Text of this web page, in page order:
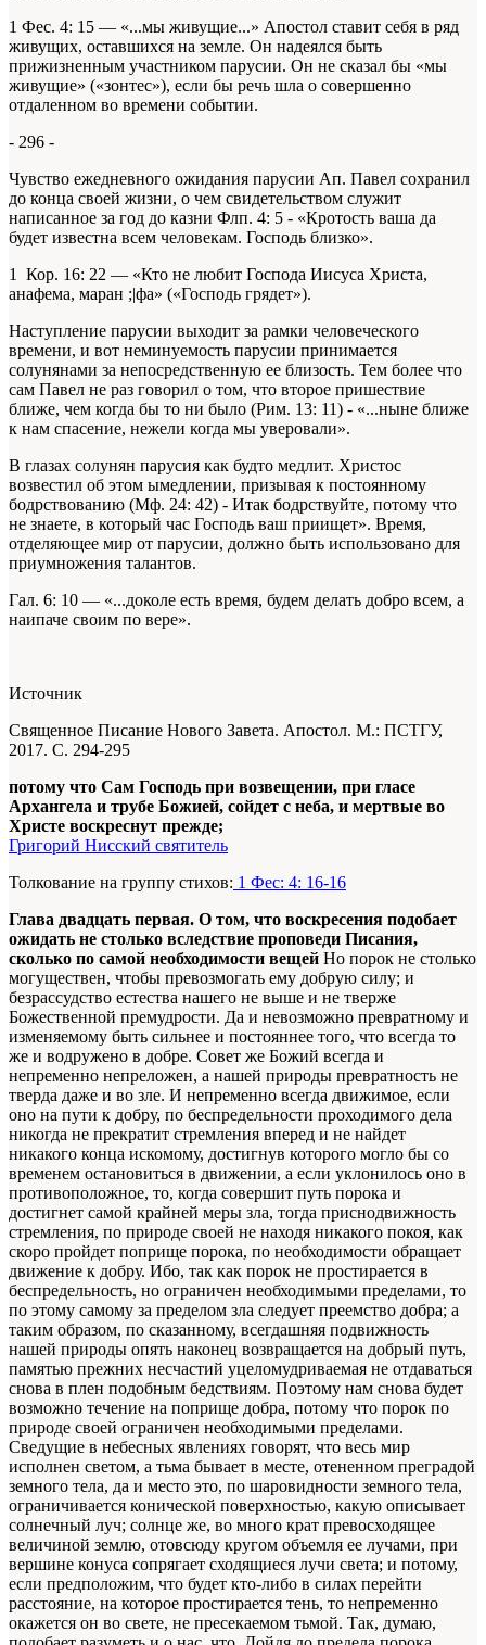
1 Фес. 4: 15 — «...мы живущие...» Апостол ставит себя в ряд
живущих, оставшихся на земле. Он надеялся быть
прижизненным участником парусии. Он не сказал бы «мы
живущие» («зонтес»), если бы речь шла о совершенно
отдаленном во времени событии.
- 296 -
Чувство ежедневного ожидания парусии Ап. Павел сохранил
до конца своей жизни, о чем свидетельством служит
написанное за год до казни Флп. 4: 5 - «Кротость ваша да
будет известна всем человекам. Господь близко».
1 Кор. 16: 22 — «Кто не любит Господа Иисуса Христа,
анафема, маран ;|фа» («Господь грядет»).
Наступление парусии выходит за рамки человеческого
времени, и вот неминуемость парусии принимается
солунянами за непосредственную ее близость. Тем более что
сам Павел не раз говорил о том, что второе пришествие
ближе, чем когда бы то ни было (Рим. 13: 11) - «...ныне ближе
к нам спасение, нежели когда мы уверовали».
В глазах солунян парусия как будто медлит. Христос
возвестил об этом ымедлении, призывая к постоянному
бодрствованию (Мф. 24: 42) - Итак бодрствуйте, потому что
не знаете, в который час Господь ваш приищет». Время,
отделяющее мир от парусии, должно быть использовано для
приумножения талантов.
Гал. 6: 10 — «...доколе есть время, будем делать добро всем, а
наипаче своим по вере».
Источник
Священное Писание Нового Завета. Апостол. М.: ПСТГУ,
2017. С. 294-295
потому что Сам Господь при возвещении, при гласе
Архангела и трубе Божией, сойдет с неба, и мертвые во
Христе воскреснут прежде;
Григорий Нисский святитель
Толкование на группу стихов: 1 Фес: 4: 16-16
Глава двадцать первая. О том, что воскресения подобает
ожидать не столько вследствие проповеди Писания,
сколько по самой необходимости вещей Но порок не столько
могуществен, чтобы превозмогать ему добрую силу; и
безрассудство естества нашего не выше и не тверже
Божественной премудрости. Да и невозможно превратному и
изменяемому быть сильнее и постояннее того, что всегда то
же и водружено в добре. Совет же Божий всегда и
непременно непреложен, а нашей природы превратность не
тверда даже и во зле. И непременно всегда движимое, если
оно на пути к добру, по беспредельности проходимого дела
никогда не прекратит стремления вперед и не найдет
никакого конца искомому, достигнув которого могло бы со
временем остановиться в движении, а если уклонилось оно в
противоположное, то, когда совершит путь порока и
достигнет самой крайней меры зла, тогда приснодвижность
стремления, по природе своей не находя никакого покоя, как
скоро пройдет поприще порока, по необходимости обращает
движение к добру. Ибо, так как порок не простирается в
беспредельность, но ограничен необходимыми пределами, то
по этому самому за пределом зла следует преемство добра; а
таким образом, по сказанному, всегдашняя подвижность
нашей природы опять наконец возвращается на добрый путь,
памятью прежних несчастий уцеломудриваемая не отдаваться
снова в плен подобным бедствиям. Поэтому нам снова будет
возможно течение на поприще добра, потому что порок по
природе своей ограничен необходимыми пределами.
Сведущие в небесных явлениях говорят, что весь мир
исполнен светом, а тьма бывает в месте, отененном преградой
земного тела, да и место это, по шаровидности земного тела,
ограничивается конической поверхностью, какую описывает
солнечный луч; солнце же, во много крат превосходящее
величиной землю, отовсюду кругом объемля ее лучами, при
вершине конуса сопрягает сходящиеся лучи света; и потому,
если предположим, что будет кто-либо в силах перейти
расстояние, на которое простирается тень, то непременно
окажется он во свете, не пресекаемом тьмой. Так, думаю,